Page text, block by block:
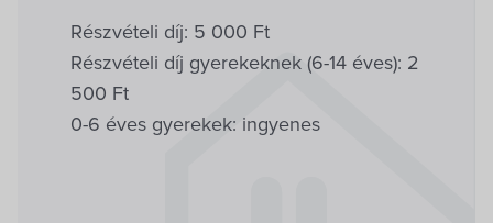
Részvételi díj: 5 000 Ft
Részvételi díj gyerekeknek (6-14 éves): 2
500 Ft
0-6 éves gyerekek: ingyenes